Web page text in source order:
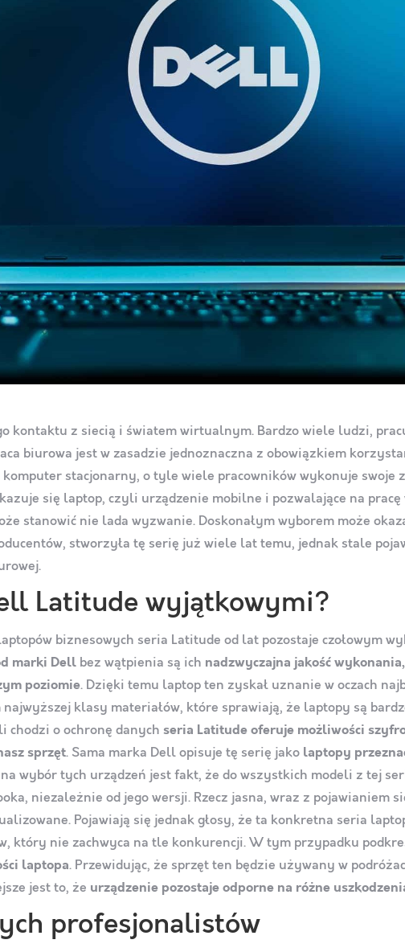
kontaktu z siecią i światem wirtualnym. Bardzo wiele ludzi,
biurowa jest w zasadzie jednoznaczna z obowiązkiem
stacjonarny, o tyle wiele pracowników wykonuje swoje
się laptop, czyli urządzenie mobilne i pozwalające na
stanowić nie lada wyzwanie. Doskonałym wyborem może
stworzyła tę serię już wiele lat temu, jednak stale
Latitude wyjątkowymi?
biznesowych seria Latitude od lat pozostaje czołowym
marki Dell bez wątpienia są ich nadzwyczajna jakość
poziomie. Dzięki temu laptop ten zyskał uznanie w oczach
klasy materiałów, które sprawiają, że laptopy są
chodzi o ochronę danych seria Latitude oferuje możliwości
sprzęt. Sama marka Dell opisuje tę serię jako laptopy
wybór tych urządzeń jest fakt, że do wszystkich modeli z tej
niezależnie od jego wersji. Rzecz jasna, wraz z pojawianiem
Pojawiają się jednak głosy, że ta konkretna seria
który nie zachwyca na tle konkurencji. W tym przypadku
laptopa. Przewidując, że sprzęt ten będzie używany w
jest to, że urządzenie pozostaje odporne na różne
profesjonalistów